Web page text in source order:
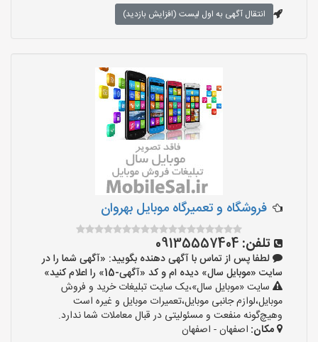
انتقال آگهی به اول لیست (افزایش بازدید)
فروشگاه و تعمیرگاه موبایل بهروان
تلفن: 09135557404
لطفا پس از تماس با آگهی دهنده بگویید: «آگهی شما را در
سایت «موبایل سال» دیده ام و کد «آگهی-15» را اعلام کنید»
سایت «موبایل سال»،یک سایت تبلیغات خرید و فروش
موبایل،لوازم جانبی موبایل،تعمیرات موبایل و غیره است
وهیچ‌گونه منفعت و مسئولیتی در قبال معاملات شما ندارد.
مکان: اصفهان - اصفهان